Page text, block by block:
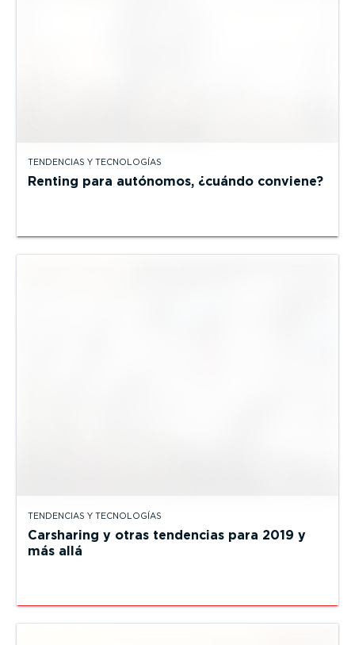
TENDENCIAS Y TECNOLOGÍAS
Renting para autónomos, ¿cuándo conviene?
TENDENCIAS Y TECNOLOGÍAS
Carsharing y otras tendencias para 2019 y
más allá